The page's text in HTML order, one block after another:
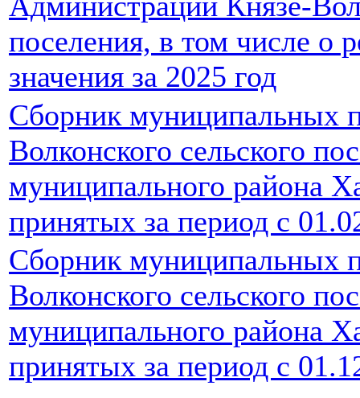
поселения, в том числе о
значения за 2025 год
Сборник муниципальных
Волконского сельского
муниципального района
принятых за период с
Сборник муниципальных
Волконского сельского
муниципального района
принятых за период с